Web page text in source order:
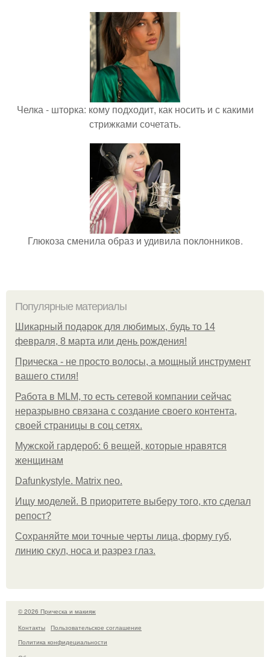
Челка - шторка: кому подходит, как носить и с какими
стрижками сочетать.
Глюкоза сменила образ и удивила поклонников.
Популярные материалы
Шикарный подарок для любимых, будь то 14
февраля, 8 марта или день рождения!
Прическа - не просто волосы, а мощный инструмент
вашего стиля!
Работа в MLM, то есть сетевой компании сейчас
неразрывно связана с создание своего контента,
своей страницы в соц сетях.
Мужской гардероб: 6 вещей, которые нравятся
женщинам
Dafunkystyle. Matrix neo.
Ищу моделей. В приоритете выберу того, кто сделал
репост?
Сохраняйте мои точные черты лица, форму губ,
линию скул, носа и разрез глаз.
© 2026 Прическа и макияж
Контакты
Пользовательское соглашение
Политика конфидециальности